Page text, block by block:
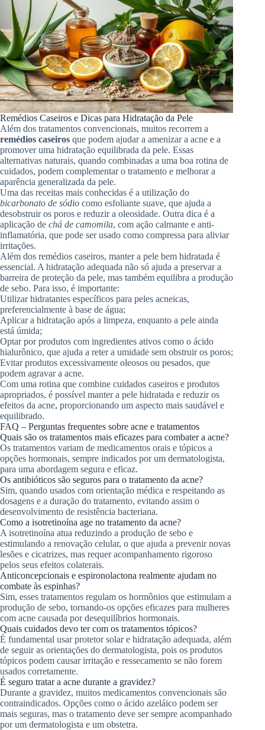
Remédios Caseiros e Dicas para Hidratação da Pele
Além dos tratamentos convencionais, muitos recorrem a
remédios caseiros que podem ajudar a amenizar a acne e a
promover uma hidratação equilibrada da pele. Essas
alternativas naturais, quando combinadas a uma boa rotina de
cuidados, podem complementar o tratamento e melhorar a
aparência generalizada da pele.
Uma das receitas mais conhecidas é a utilização do
bicarbonato de sódio como esfoliante suave, que ajuda a
desobstruir os poros e reduzir a oleosidade. Outra dica é a
aplicação de chá de camomila, com ação calmante e anti-
inflamatória, que pode ser usado como compressa para aliviar
irritações.
Além dos remédios caseiros, manter a pele bem hidratada é
essencial. A hidratação adequada não só ajuda a preservar a
barreira de proteção da pele, mas também equilibra a produção
de sebo. Para isso, é importante:
Utilizar hidratantes específicos para peles acneicas,
preferencialmente à base de água;
Aplicar a hidratação após a limpeza, enquanto a pele ainda
está úmida;
Optar por produtos com ingredientes ativos como o ácido
hialurônico, que ajuda a reter a umidade sem obstruir os poros;
Evitar produtos excessivamente oleosos ou pesados, que
podem agravar a acne.
Com uma rotina que combine cuidados caseiros e produtos
apropriados, é possível manter a pele hidratada e reduzir os
efeitos da acne, proporcionando um aspecto mais saudável e
equilibrado.
FAQ – Perguntas frequentes sobre acne e tratamentos
Quais são os tratamentos mais eficazes para combater a acne?
Os tratamentos variam de medicamentos orais e tópicos a
opções hormonais, sempre indicados por um dermatologista,
para uma abordagem segura e eficaz.
Os antibióticos são seguros para o tratamento da acne?
Sim, quando usados com orientação médica e respeitando as
dosagens e a duração do tratamento, evitando assim o
desenvolvimento de resistência bacteriana.
Como a isotretinoína age no tratamento da acne?
A isotretinoína atua reduzindo a produção de sebo e
estimulando a renovação celular, o que ajuda a prevenir novas
lesões e cicatrizes, mas requer acompanhamento rigoroso
pelos seus efeitos colaterais.
Anticoncepcionais e espironolactona realmente ajudam no
combate às espinhas?
Sim, esses tratamentos regulam os hormônios que estimulam a
produção de sebo, tornando-os opções eficazes para mulheres
com acne causada por desequilíbrios hormonais.
Quais cuidados devo ter com os tratamentos tópicos?
É fundamental usar protetor solar e hidratação adequada, além
de seguir as orientações do dermatologista, pois os produtos
tópicos podem causar irritação e ressecamento se não forem
usados corretamente.
É seguro tratar a acne durante a gravidez?
Durante a gravidez, muitos medicamentos convencionais são
contraindicados. Opções como o ácido azeláico podem ser
mais seguras, mas o tratamento deve ser sempre acompanhado
por um dermatologista e um obstetra.